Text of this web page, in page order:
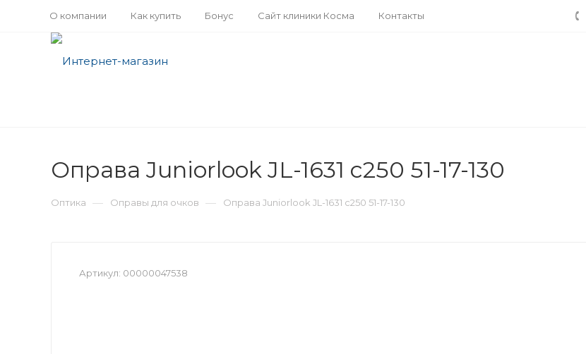
О компании Как купить Бонус Сайт клиники Косма Контакты
Оправа Juniorlook JL-1631 c250 51-17-130
Оптика — Оправы для очков — Оправа Juniorlook JL-1631 c250 51-17-130
Артикул: 00000047538